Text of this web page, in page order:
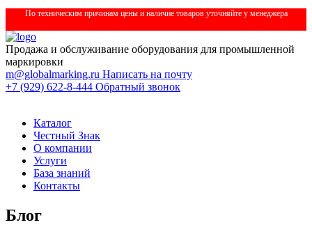
По техническим причинам цены и наличие товаров уточняйте у менеджера
Продажа и обслуживание оборудования для промышленной
маркировки
m@globalmarking.ru Написать на почту
+7 (929) 622-8-444 Обратный звонок
Каталог
Честный Знак
О компании
Услуги
База знаний
Контакты
Блог